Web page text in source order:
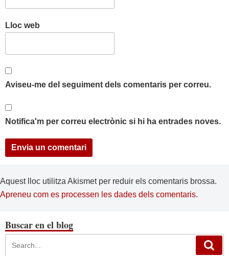
Lloc web
Aviseu-me del seguiment dels comentaris per correu.
Notifica'm per correu electrònic si hi ha entrades noves.
Aquest lloc utilitza Akismet per reduir els comentaris brossa.
Apreneu com es processen les dades dels comentaris.
Buscar en el blog